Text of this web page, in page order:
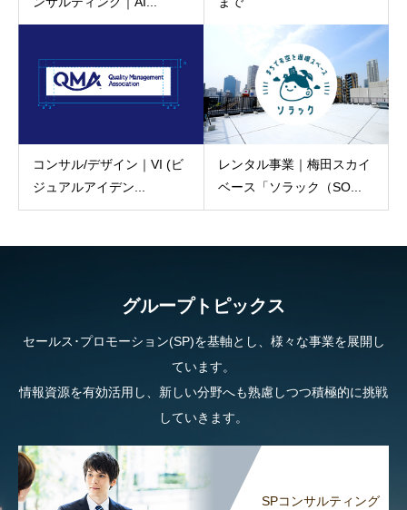
コンサル/デザイン｜VI (ビ
ジュアルアイデン...
レンタル事業｜梅田スカイ
ベース「ソラック（SO...
グループトピックス
セールス･プロモーション(SP)を基軸とし、様々な事業を展開し
ています。
情報資源を有効活用し、新しい分野へも熟慮しつつ積極的に挑戦
していきます。
SPコンサルティング